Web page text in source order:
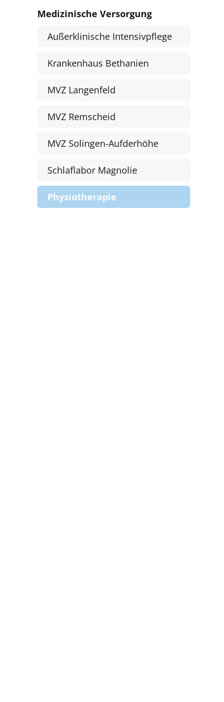
Medizinische Versorgung
Außerklinische Intensivpflege
Krankenhaus Bethanien
MVZ Langenfeld
MVZ Remscheid
MVZ Solingen-Aufderhöhe
Schlaflabor Magnolie
Physiotherapie